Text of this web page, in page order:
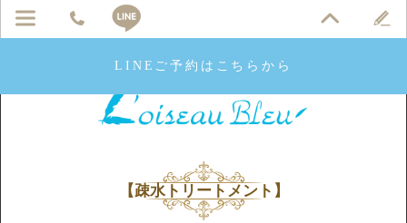
LINEご予約はこちらから
【疎水トリートメント】